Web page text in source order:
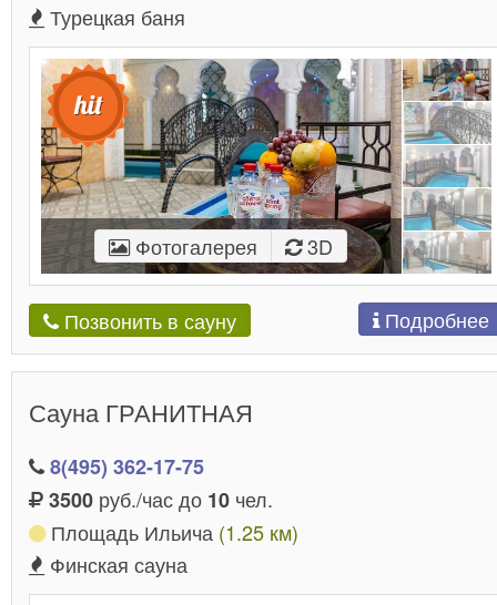
Турецкая баня
Фотогалерея 3D
Позвонить в сауну Подробнее
Сауна ГРАНИТНАЯ
8(495) 362-17-75
3500 руб./час до 10 чел.
Площадь Ильича (1.25 км)
Финская сауна